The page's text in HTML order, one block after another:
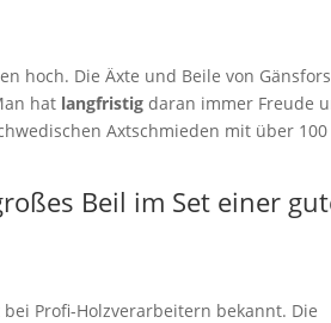
hoch. Die Äxte und Beile von Gänsfors
hat langfristigdaran immer Freude
Axtschmieden mit über 100
Beil im Set einer
Profi-Holzverarbeitern bekannt. Die